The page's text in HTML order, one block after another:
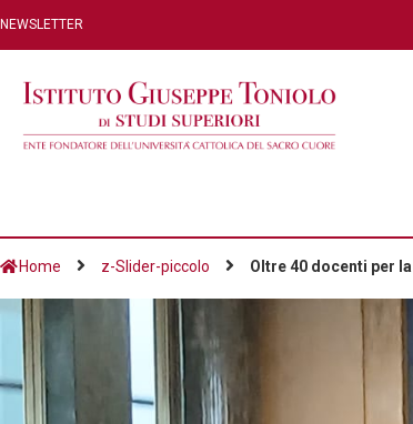
NEWSLETTER
Home z-Slider-piccolo Oltre 40 docenti per